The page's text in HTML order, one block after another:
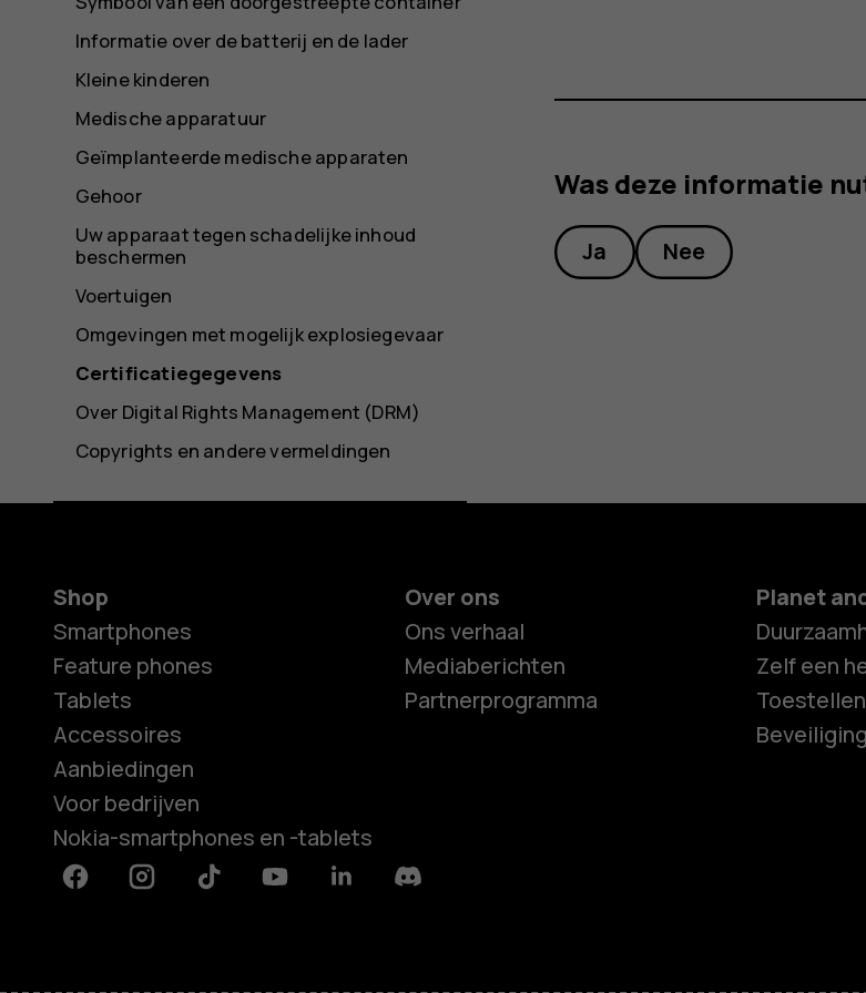
Was deze informatie
Ja Nee
Informatie over de batterij en de lader
Kleine kinderen
Medische apparatuur
Geïmplanteerde medische apparaten
Gehoor
Uw apparaat tegen schadelijke inhoud
beschermen
Voertuigen
Omgevingen met mogelijk explosiegevaar
Certificatiegegevens
Over Digital Rights Management (DRM)
Copyrights en andere vermeldingen
Shop
Smartphones
Feature phones
Tablets
Accessoires
Aanbiedingen
Voor bedrijven
Nokia-smartphones en -tablets
Over ons
Ons verhaal
Mediaberichten
Partnerprogramma
Planet
Zelf een
FacebookInstagramTiktok YoutubeLinkedinDiscord